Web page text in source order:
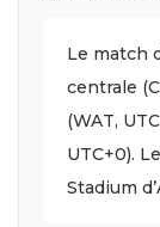
Le match
centrale
(WAT,
UTC+0).
Stadium